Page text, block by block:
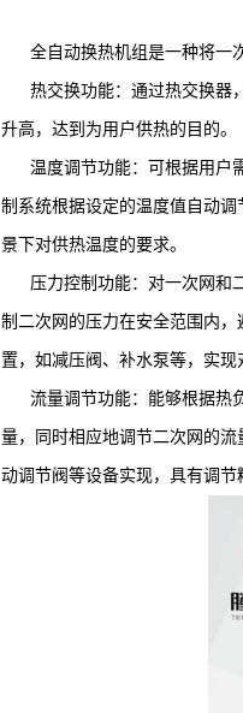
全自动换热机组是一种将一次
热交换功能：通过热交换器，
升高，达到为用户供热的目的。
温度调节功能：可根据用户需
制系统根据设定的温度值自动
景下对供热温度的要求。
压力控制功能：对一次网和二
制二次网的压力在安全范围内
置，如减压阀、补水泵等，实现
流量调节功能：能够根据热负
量，同时相应地调节二次网的
动调节阀等设备实现，具有调节